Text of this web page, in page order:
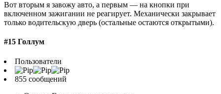
Вот вторым я завожу авто, а первым — на кнопки при
включенном зажигании не реагирует. Механически закрывает
только водительскую дверь (остальные остаются открытыми).
#15 Голлум
Пользователи
855 сообщений